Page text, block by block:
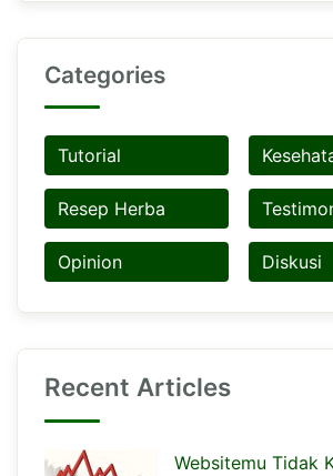
Categories
Tutorial
Resep Herba
Opinion Diskusi
Recent Articles
Websitemu Tidak